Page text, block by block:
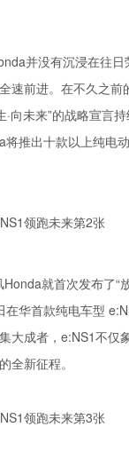
并没有沉浸在往
前进。在不久之前
向未来”的战略宣言
推出十款以上纯电
就首次发布了“
华首款纯电车型
大成者，e:NS1不仅
全新征程。